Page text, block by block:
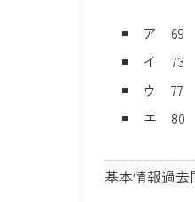
ア 69
イ 73
ウ 77
エ 80
基本情報過去